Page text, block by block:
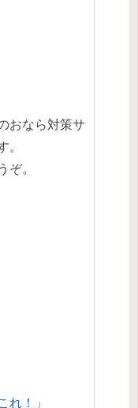
おなら対策サ
。
ぞ。
れ！ 」